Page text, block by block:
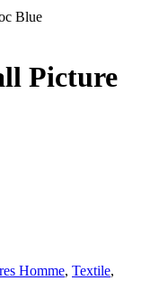
Picture
Homme, Textile,